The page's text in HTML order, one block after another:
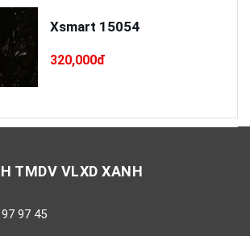
Xsmart 15054
320,000đ
TMDV VLXD XANH
97 45